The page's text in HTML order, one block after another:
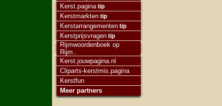
Kerst.pagina tip
Kerstmarkten tip
Kerstarrangementen tip
Kerstprijsvragen tip
Rijmwoordenboek op
Rijm..
Kerst.jouwpagina.nl
Cliparts-kerstmis.pagina
Kerstfun
Meer partners